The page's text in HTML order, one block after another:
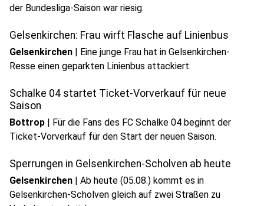
der Bundesliga-Saison war riesig.
Gelsenkirchen: Frau wirft Flasche auf Linienbus
Gelsenkirchen | Eine junge Frau hat in Gelsenkirchen-
Resse einen geparkten Linienbus attackiert.
Schalke 04 startet Ticket-Vorverkauf für neue
Saison
Bottrop | Für die Fans des FC Schalke 04 beginnt der
Ticket-Vorverkauf für den Start der neuen Saison.
Sperrungen in Gelsenkirchen-Scholven ab heute
Gelsenkirchen | Ab heute (05.08.) kommt es in
Gelsenkirchen-Scholven gleich auf zwei Straßen zu